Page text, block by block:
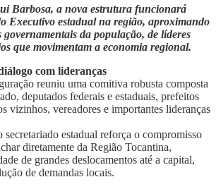
Barbosa, a nova estrutura funcionará
Executivo estadual na região, aproximando
governamentais da população, de líderes
que movimentam a economia regional.
com lideranças
reuniu uma comitiva robusta composta
deputados federais e estaduais, prefeitos
vizinhos, vereadores e importantes lideranças
secretariado estadual reforça o compromisso
diretamente da Região Tocantina,
de grandes deslocamentos até a capital,
de demandas locais.